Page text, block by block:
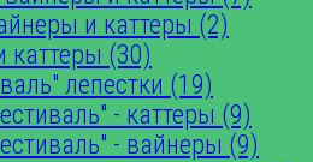
и каттеры (2)
каттеры (30)
лепестки (19)
- каттеры (9)
- вайнеры (9)